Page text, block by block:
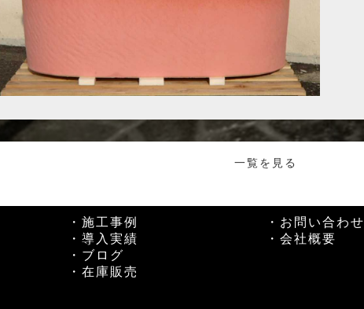
一覧を見る
・施工事例
・導入実績
・ブログ
・在庫販売
・お問い合わせ
・会社概要